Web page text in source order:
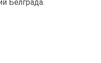
Белграда.